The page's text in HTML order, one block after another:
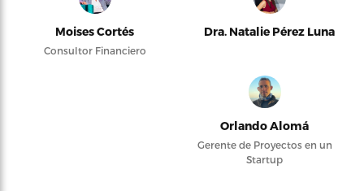
Moises Cortés
Consultor Financiero
Dra. Natalie Pérez Luna
Orlando Alomá
Gerente de Proyectos en un
Startup